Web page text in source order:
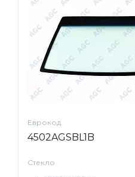
Еврокод
4502AGSBL1B
Стекло